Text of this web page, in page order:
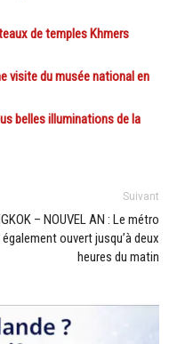
de temples Khmers
visite du musée national en
belles illuminations de la
Suivant
– NOUVEL AN : Le métro
également ouvert jusqu’à deux
heures du matin